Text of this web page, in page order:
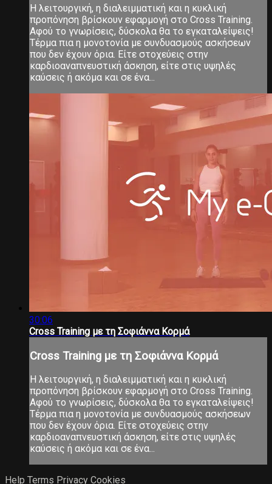
Η λειτουργική, η διαλειμματική και η κυκλική
προπόνηση βρίσκουν εφαρμογή στο Cross Training.
Αφού το γνωρίσεις, δύσκολα θα το εγκαταλείψεις!
Τέρμα πια η μονοτονία με συνδυασμούς ασκήσεων
που δεν έχουν όρια. Είτε στοχεύεις στην
καρδιοαναπνευστική άσκηση, είτε στις υψηλές
καύσεις ή ακόμα και σε ένα...
30:06
Cross Training με τη Σοφιάννα Κορμά
Cross Training με τη Σοφιάννα Κορμά
Η λειτουργική, η διαλειμματική και η κυκλική
προπόνηση βρίσκουν εφαρμογή στο Cross Training.
Αφού το γνωρίσεις, δύσκολα θα το εγκαταλείψεις!
Τέρμα πια η μονοτονία με συνδυασμούς ασκήσεων
που δεν έχουν όρια. Είτε στοχεύεις στην
καρδιοαναπνευστική άσκηση, είτε στις υψηλές
καύσεις ή ακόμα και σε ένα...
Help Terms Privacy Cookies